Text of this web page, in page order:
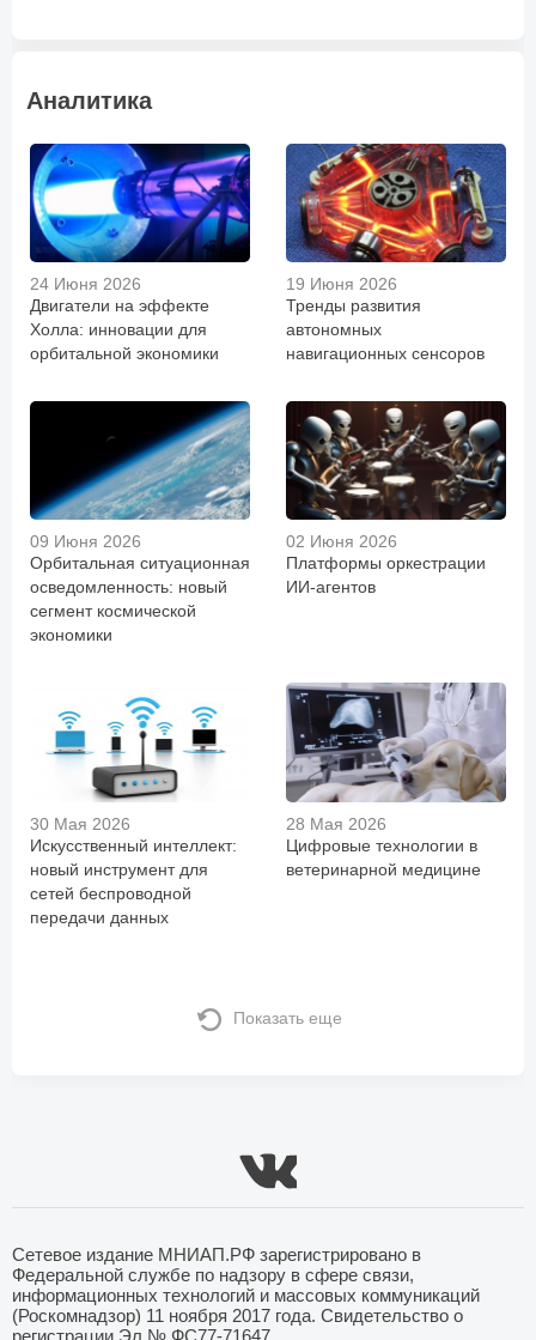
Аналитика
24 Июня 2026
Двигатели на эффекте
Холла: инновации для
орбитальной экономики
19 Июня 2026
Тренды развития
автономных
навигационных сенсоров
09 Июня 2026
Орбитальная ситуационная
осведомленность: новый
сегмент космической
экономики
02 Июня 2026
Платформы оркестрации
ИИ-агентов
30 Мая 2026
Искусственный интеллект:
новый инструмент для
сетей беспроводной
передачи данных
28 Мая 2026
Цифровые технологии в
ветеринарной медицине
Показать еще
Сетевое издание МНИАП.РФ зарегистрировано в
Федеральной службе по надзору в сфере связи,
информационных технологий и массовых коммуникаций
(Роскомнадзор) 11 ноября 2017 года. Свидетельство о
регистрации Эл № ФС77-71647